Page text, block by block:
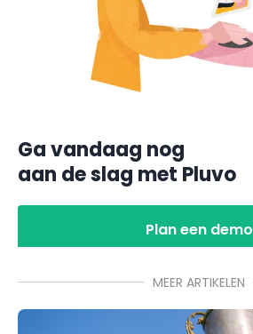
Ga vandaag nog
aan de slag met Pluvo
Plan een demo
MEER ARTIKELEN